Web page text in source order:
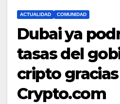
ACTUALIDAD COMUNIDAD
Dubai ya
tasas del
cripto
Crypto.com